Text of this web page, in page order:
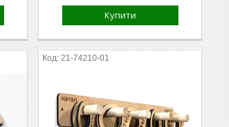
Купити
21-74210-01